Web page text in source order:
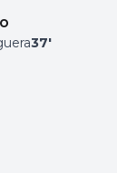
37'